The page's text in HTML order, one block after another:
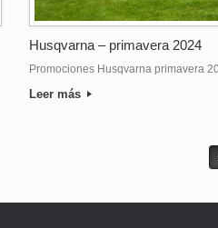
Husqvarna – primavera 2024
Promociones Husqvarna primavera
Leer más